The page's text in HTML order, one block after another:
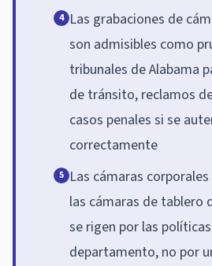
4 Las grabaciones de
son admisibles como
tribunales de Alabama
de tránsito, reclamos
casos penales si se
correctamente
5 Las cámaras
las cámaras de tablero
se rigen por las
departamento, no por